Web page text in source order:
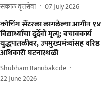
सकाळ वृत्तसेवा 07 July 2026
कोचिंग सेंटरला लागलेल्या आगीत १४
विद्यार्थ्यांचा दुर्देवी मृत्यू; बचावकार्य
युद्धपातळीवर, उपमुख्यमंत्र्यांसह वरिष्ठ
अधिकारी घटनास्थळी
Shubham Banubakode
22 June 2026